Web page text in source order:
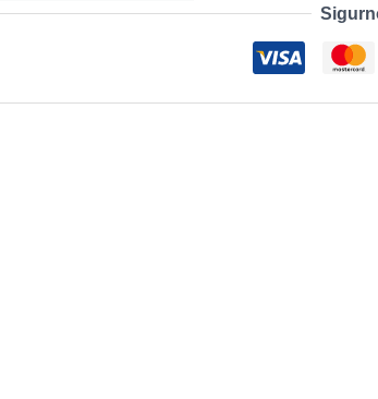
DTKNDataTraveler
Metal